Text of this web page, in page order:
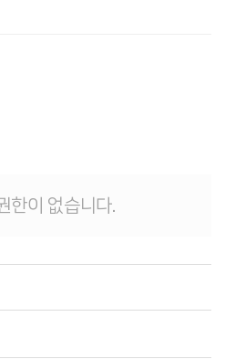
한이 없습니다.